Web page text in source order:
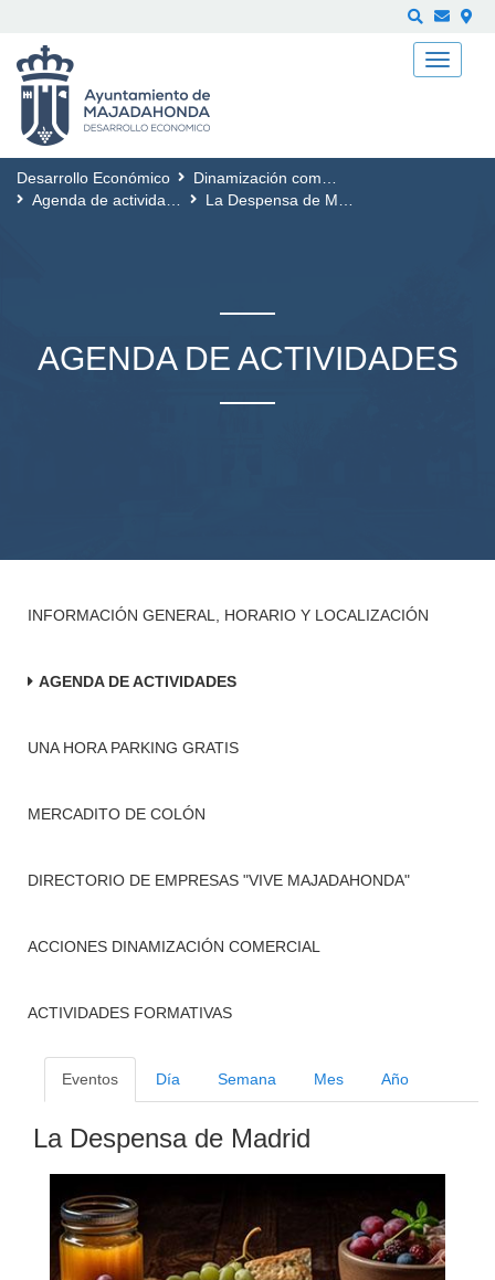
Desarrollo Económico
Dinamización comercial
Agenda de actividades
La Despensa de Madrid
AGENDA DE ACTIVIDADES
INFORMACIÓN GENERAL, HORARIO Y LOCALIZACIÓN
AGENDA DE ACTIVIDADES
UNA HORA PARKING GRATIS
MERCADITO DE COLÓN
DIRECTORIO DE EMPRESAS "VIVE MAJADAHONDA"
ACCIONES DINAMIZACIÓN COMERCIAL
ACTIVIDADES FORMATIVAS
Eventos Día Semana Mes Año
La Despensa de Madrid